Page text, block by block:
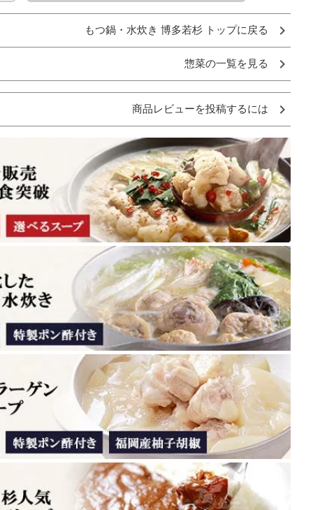
もつ鍋・水炊き 博多若杉 トップに戻る
惣菜の一覧を見る
商品レビューを投稿するには